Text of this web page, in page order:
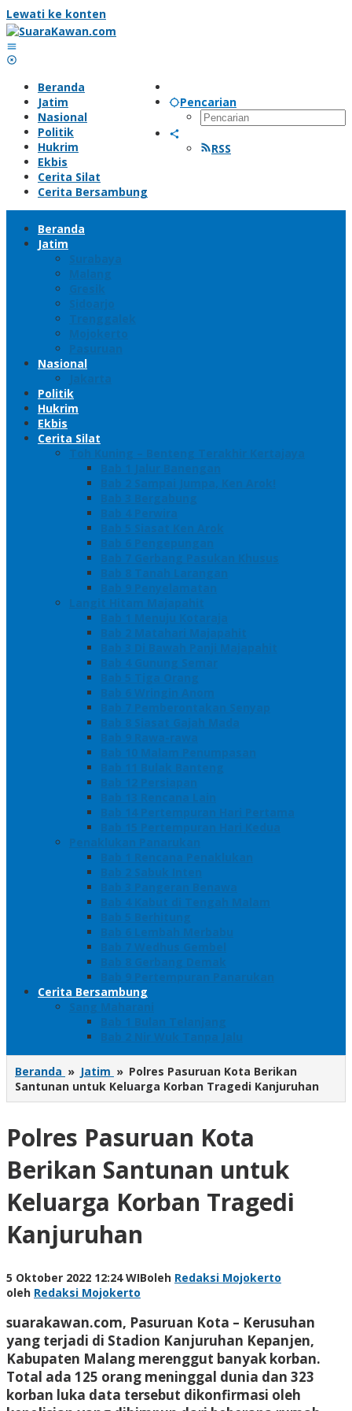
Lewati ke konten
Pencarian
RSS
Beranda
Jatim
Nasional
Politik
Hukrim
Ekbis
Cerita Silat
Cerita Bersambung
Beranda
Jatim
Surabaya
Malang
Gresik
Sidoarjo
Trenggalek
Mojokerto
Pasuruan
Nasional
Jakarta
Politik
Hukrim
Ekbis
Cerita Silat
Toh Kuning – Benteng Terakhir Kertajaya
Bab 1 Jalur Banengan
Bab 2 Sampai Jumpa, Ken Arok!
Bab 3 Bergabung
Bab 4 Perwira
Bab 5 Siasat Ken Arok
Bab 6 Pengepungan
Bab 7 Gerbang Pasukan Khusus
Bab 8 Tanah Larangan
Bab 9 Penyelamatan
Langit Hitam Majapahit
Bab 1 Menuju Kotaraja
Bab 2 Matahari Majapahit
Bab 3 Di Bawah Panji Majapahit
Bab 4 Gunung Semar
Bab 5 Tiga Orang
Bab 6 Wringin Anom
Bab 7 Pemberontakan Senyap
Bab 8 Siasat Gajah Mada
Bab 9 Rawa-rawa
Bab 10 Malam Penumpasan
Bab 11 Bulak Banteng
Bab 12 Persiapan
Bab 13 Rencana Lain
Bab 14 Pertempuran Hari Pertama
Bab 15 Pertempuran Hari Kedua
Penaklukan Panarukan
Bab 1 Rencana Penaklukan
Bab 2 Sabuk Inten
Bab 3 Pangeran Benawa
Bab 4 Kabut di Tengah Malam
Bab 5 Berhitung
Bab 6 Lembah Merbabu
Bab 7 Wedhus Gembel
Bab 8 Gerbang Demak
Bab 9 Pertempuran Panarukan
Cerita Bersambung
Sang Maharani
Bab 1 Bulan Telanjang
Bab 2 Nir Wuk Tanpa Jalu
Beranda » Jatim » Polres Pasuruan Kota Berikan
Santunan untuk Keluarga Korban Tragedi Kanjuruhan
Polres Pasuruan Kota
Berikan Santunan untuk
Keluarga Korban Tragedi
Kanjuruhan
5 Oktober 2022 12:24 WIBoleh Redaksi Mojokerto
oleh Redaksi Mojokerto
suarakawan.com, Pasuruan Kota – Kerusuhan
yang terjadi di Stadion Kanjuruhan Kepanjen,
Kabupaten Malang merenggut banyak korban.
Total ada 125 orang meninggal dunia dan 323
korban luka data tersebut dikonfirmasi oleh